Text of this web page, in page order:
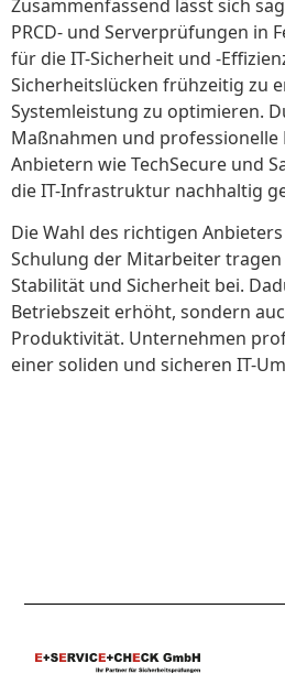
Zusammenfassend lässt sich
PRCD- und Serverprüfungen in
für die IT-Sicherheit und -
Sicherheitslücken frühzeitig zu
Systemleistung zu optimieren.
Maßnahmen und
Anbietern wie TechSecure und
die IT-Infrastruktur nachhaltig
Die Wahl des richtigen
Schulung der Mitarbeiter
Stabilität und Sicherheit bei.
Betriebszeit erhöht, sondern
Produktivität. Unternehmen
einer soliden und sicheren IT-